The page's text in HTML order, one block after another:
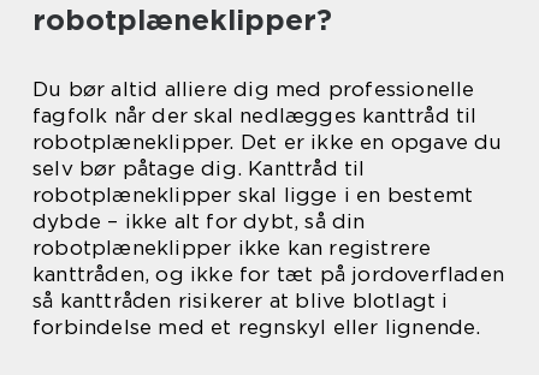
robotplæneklipper?
Du bør altid alliere dig med professionelle
fagfolk når der skal nedlægges kanttråd til
robotplæneklipper. Det er ikke en opgave du
selv bør påtage dig. Kanttråd til
robotplæneklipper skal ligge i en bestemt
dybde – ikke alt for dybt, så din
robotplæneklipper ikke kan registrere
kanttråden, og ikke for tæt på jordoverfladen
så kanttråden risikerer at blive blotlagt i
forbindelse med et regnskyl eller lignende.